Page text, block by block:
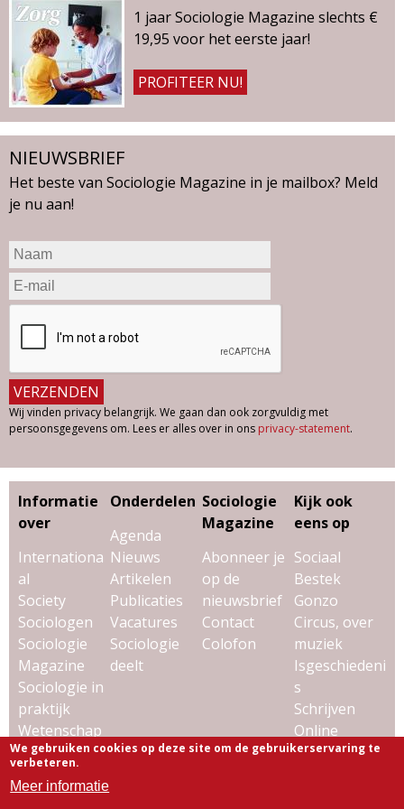
1 jaar Sociologie Magazine slechts €
19,95 voor het eerste jaar!
PROFITEER NU!
NIEUWSBRIEF
Het beste van Sociologie Magazine in je mailbox? Meld
je nu aan!
Wij vinden privacy belangrijk. We gaan dan ook zorgvuldig met
persoonsgegevens om. Lees er alles over in ons privacy-statement.
Informatie
over
Internationa
al
Society
Sociologen
Sociologie
Magazine
Sociologie in
praktijk
Wetenschap
& sociologie
Onderdelen
Agenda
Nieuws
Artikelen
Publicaties
Vacatures
Sociologie
deelt
Sociologie
Magazine
Abonneer je
op de
nieuwsbrief
Contact
Colofon
Kijk ook
eens op
Sociaal
Bestek
Gonzo
Circus, over
muziek
Isgeschiedeni
s
Schrijven
Online
Uitgeverij
We gebruiken cookies op deze site om de gebruikerservaring te
verbeteren.
Meer informatie